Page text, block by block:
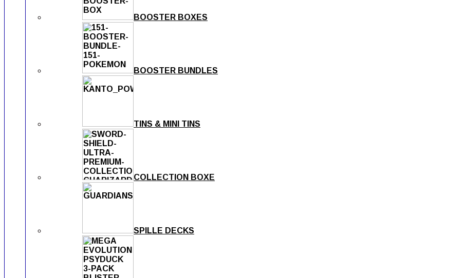
BOOSTER BOXES
BOOSTER BUNDLES
TINS & MINI TINS
COLLECTION BOXE
SPILLE DECKS